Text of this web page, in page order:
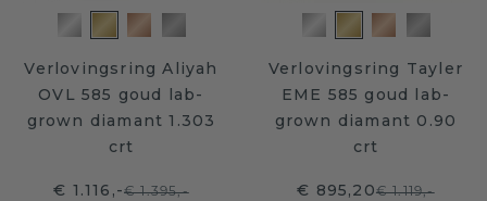
Verlovingsring Aliyah
OVL 585 goud lab-
grown diamant 1.303
crt
€ 1.116,-€ 1.395,-
Verlovingsring Tayler
EME 585 goud lab-
grown diamant 0.90
crt
€ 895,20€ 1.119,-